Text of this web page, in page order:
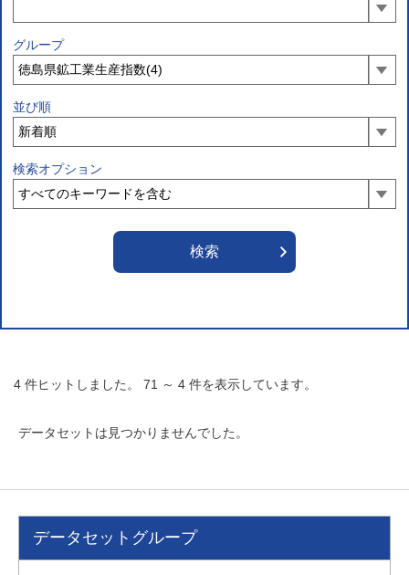
グループ
並び順
検索オプション
4 件ヒットしました。 71 ～ 4 件を表示しています。
データセットは見つかりませんでした。
データセットグループ